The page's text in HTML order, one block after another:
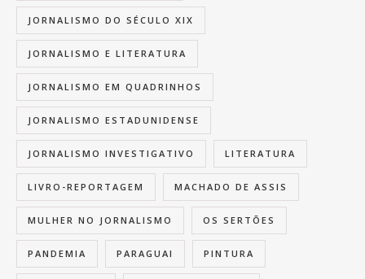
JORNALISMO DO SÉCULO XIX
JORNALISMO E LITERATURA
JORNALISMO EM QUADRINHOS
JORNALISMO ESTADUNIDENSE
JORNALISMO INVESTIGATIVO LITERATURA
LIVRO-REPORTAGEM MACHADO DE ASSIS
MULHER NO JORNALISMO OS SERTÕES
PANDEMIA PARAGUAI PINTURA